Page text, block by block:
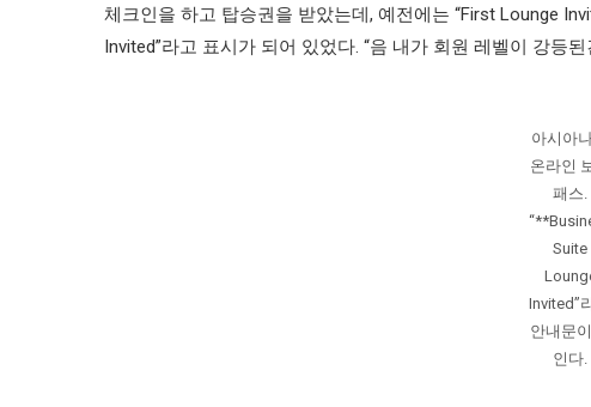
체크인을 하고 탑승권을 받았는데, 예전에는 “First Lounge
Invited”라고 표시가 되어 있었다. “음 내가 회원 레벨이 강등
아시아
온라인
패스.
Suite
Invited”
안내문
인다.